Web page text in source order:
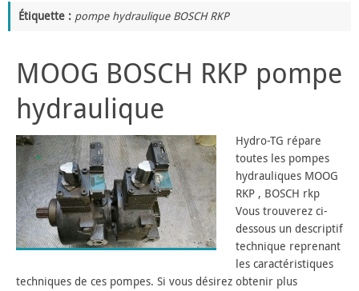
Étiquette : pompe hydraulique BOSCH RKP
MOOG BOSCH RKP pompe
hydraulique
Hydro-TG répare
toutes les pompes
hydrauliques MOOG
RKP , BOSCH rkp
Vous trouverez ci-
dessous un descriptif
technique reprenant
les caractéristiques
techniques de ces pompes. Si vous désirez obtenir plus